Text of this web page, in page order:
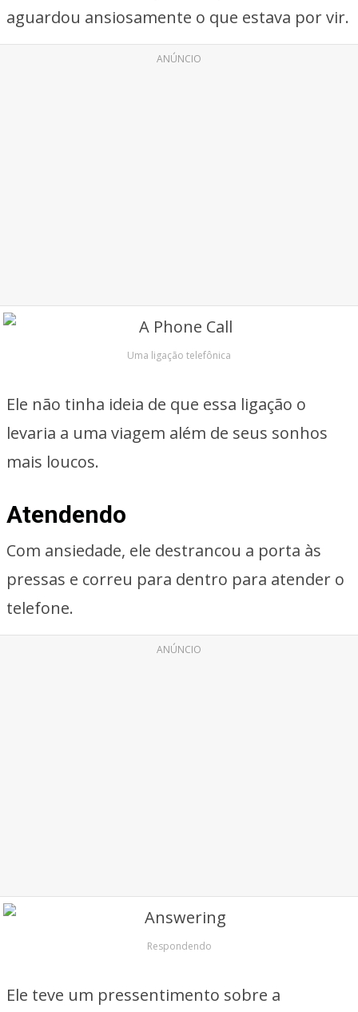
aguardou ansiosamente o que estava por vir.
ANÚNCIO
Uma ligação telefônica
Ele não tinha ideia de que essa ligação o
levaria a uma viagem além de seus sonhos
mais loucos.
Atendendo
Com ansiedade, ele destrancou a porta às
pressas e correu para dentro para atender o
telefone.
ANÚNCIO
Respondendo
Ele teve um pressentimento sobre a